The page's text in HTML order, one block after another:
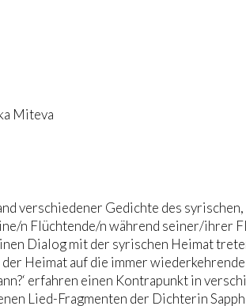
Miteva
verschiedener Gedichte des
n Flüchtende/n während seiner/ihrer
Dialog mit der syrischen Heimat
Heimat auf die immer
erfahren einen Kontrapunkt in
Lied-Fragmenten der Dichterin